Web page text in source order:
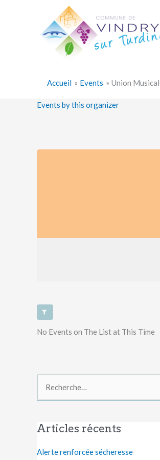
Accueil Events Union
Events by this organizer
No Events on The List at This Time
Rechercher :
Articles récents
Alerte renforcée sécheresse